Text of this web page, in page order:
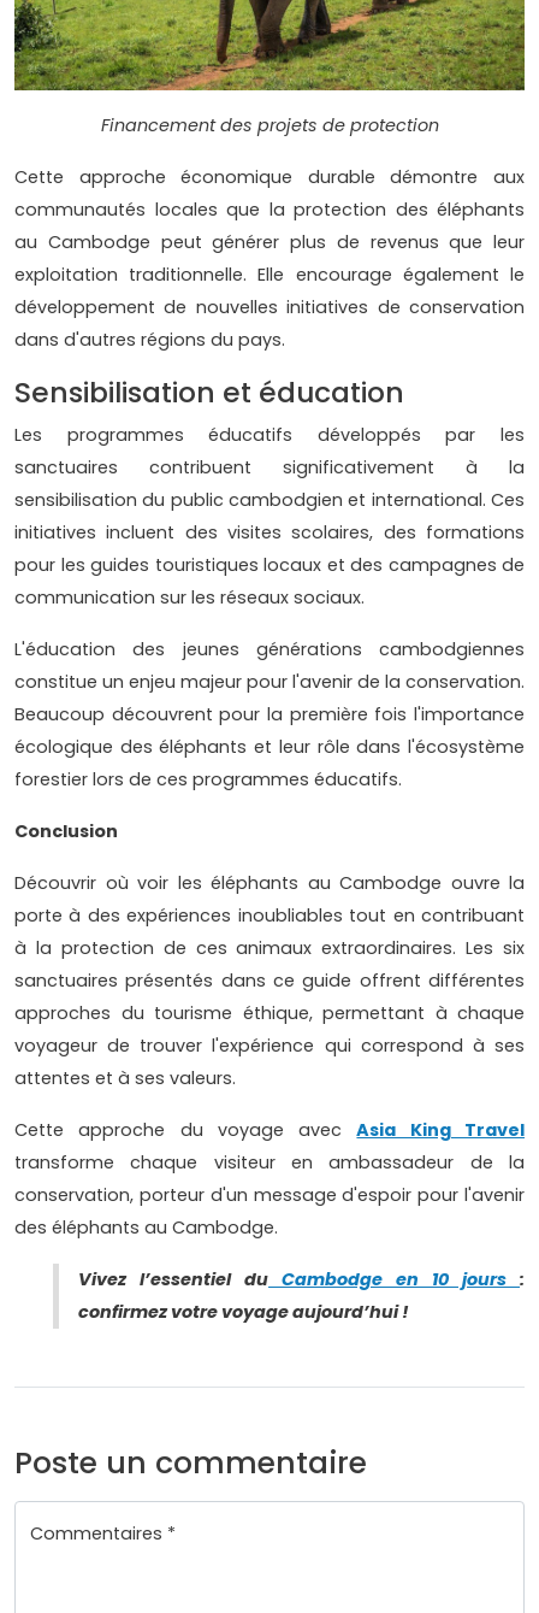
Financement des projets de protection
Cette approche économique durable démontre aux
communautés locales que la protection des éléphants
au Cambodge peut générer plus de revenus que leur
exploitation traditionnelle. Elle encourage également le
développement de nouvelles initiatives de conservation
dans d'autres régions du pays.
Sensibilisation et éducation
Les programmes éducatifs développés par les
sanctuaires contribuent significativement à la
sensibilisation du public cambodgien et international. Ces
initiatives incluent des visites scolaires, des formations
pour les guides touristiques locaux et des campagnes de
communication sur les réseaux sociaux.
L'éducation des jeunes générations cambodgiennes
constitue un enjeu majeur pour l'avenir de la conservation.
Beaucoup découvrent pour la première fois l'importance
écologique des éléphants et leur rôle dans l'écosystème
forestier lors de ces programmes éducatifs.
Conclusion
Découvrir où voir les éléphants au Cambodge ouvre la
porte à des expériences inoubliables tout en contribuant
à la protection de ces animaux extraordinaires. Les six
sanctuaires présentés dans ce guide offrent différentes
approches du tourisme éthique, permettant à chaque
voyageur de trouver l'expérience qui correspond à ses
attentes et à ses valeurs.
Cette approche du voyage avecAsia King Travel
transforme chaque visiteur en ambassadeur de la
conservation, porteur d'un message d'espoir pour l'avenir
des éléphants au Cambodge.
Vivez l’essentiel du Cambodge en 10 jours :
confirmez votre voyage aujourd’hui !
Poste un commentaire
Commentaires *